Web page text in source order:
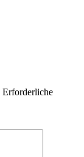
Erforderliche